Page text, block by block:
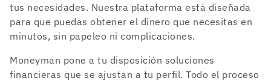
tus necesidades. Nuestra plataforma está diseñada
para que puedas obtener el dinero que necesitas en
minutos, sin papeleo ni complicaciones.
Moneyman pone a tu disposición soluciones
financieras que se ajustan a tu perfil. Todo el proceso